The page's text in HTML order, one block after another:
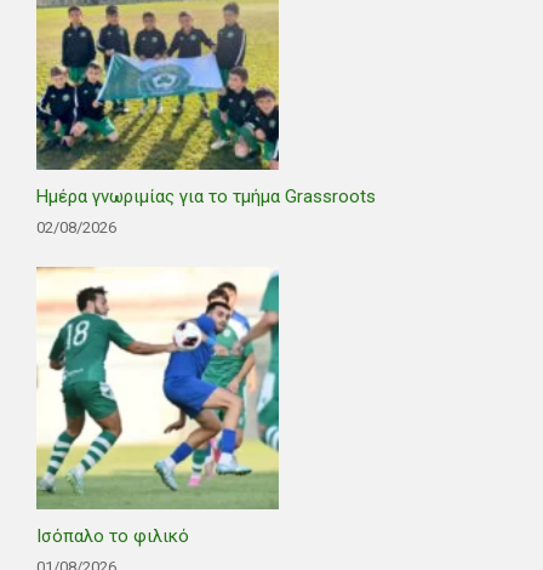
Ημέρα γνωριμίας για το τμήμα Grassroots
02/08/2026
Ισόπαλο το φιλικό